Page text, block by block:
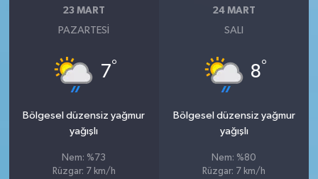
23 MART
PAZARTESI
7°
Bölgesel düzensiz yağmur
yağışlı
Nem: %73
Rüzgar: 7 km/h
24 MART
SALI
8°
Bölgesel düzensiz yağmur
yağışlı
Nem: %80
Rüzgar: 7 km/h